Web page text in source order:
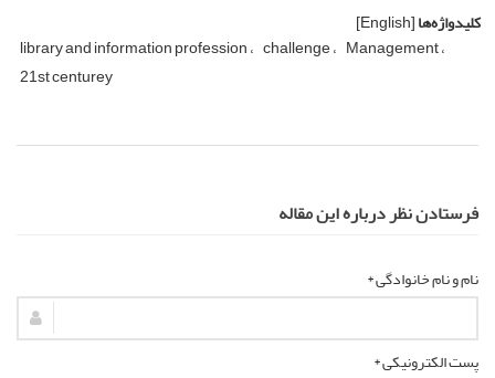
کلیدواژه‌ها[English]
library and information profession challenge Management
21st centurey
فرستادن نظر درباره این مقاله
نام و نام خانوادگی *
پست الکترونیکی *